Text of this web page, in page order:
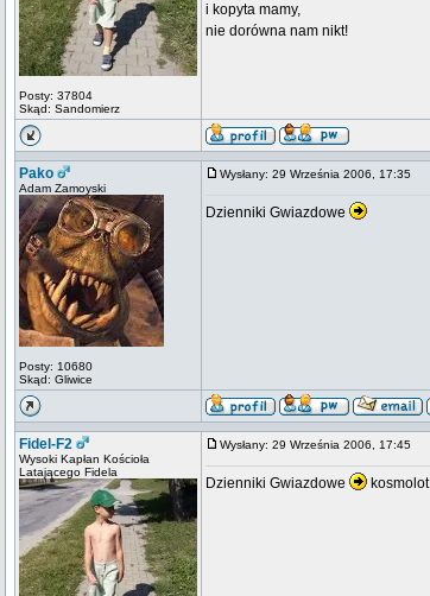
Posty: 37804
Skąd: Sandomierz
i kopyta mamy,
nie dorówna nam nikt!
Pako
Adam Zamoyski
Posty: 10680
Skąd: Gliwice
Wysłany: 29 Września 2006, 17:35
Dzienniki Gwiazdowe
Fidel-F2
Wysoki Kapłan Kościoła
Latającego Fidela
Wysłany: 29 Września 2006, 17:45
Dzienniki Gwiazdowe kosmolot